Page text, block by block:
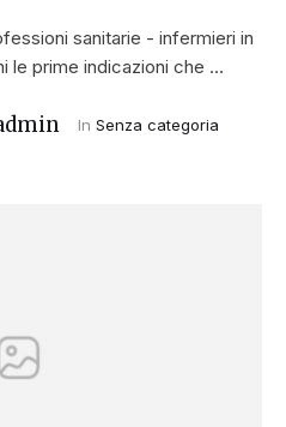
sanitarie - infermieri in
le prime indicazioni che …
In Senza categoria